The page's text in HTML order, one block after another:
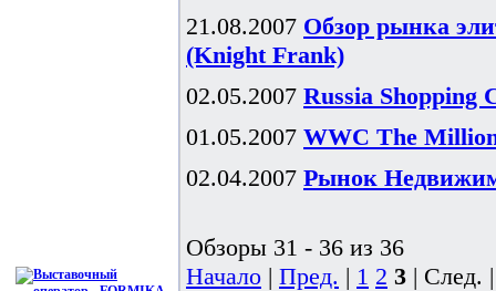
21.08.2007 Обзор рынка
(Knight Frank)
02.05.2007 Russia Shopping
01.05.2007 WWC The
02.04.2007 Рынок
Обзоры 31 - 36 из 36
Начало | Пред. | 1 2 3 | След.